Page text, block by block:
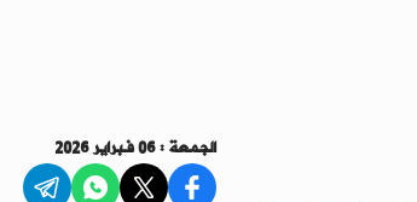
الجمعة : 06 فبراير 2026